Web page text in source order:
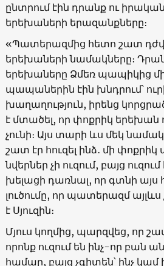
ընտրում էին դրանք ու
երեխաների երազանքները։
«Պատերազմից հետո շատ
երեխաների նամակները։
երեխաները Ձմեռ պապիկից
պապաներին էին խնդրում՝
խաղաղություն, իրենց
է մտածել, որ փոքրիկ երեխան
չունի։ Այս տարի ևս մեկ
շատ էր հուզել ինձ․ մի փոքրիկ
նվերներ չի ուզում, բայց
խելացի դառնալ, որ գտնի այս
լուծումը, որ պատերազմ
է Սյուզին։
Մյուս կողմից, պարզվեց, որ
որոնք ուզում են ինչ-որ բան
համար, բայց չգիտեն՝ ինչ կամ